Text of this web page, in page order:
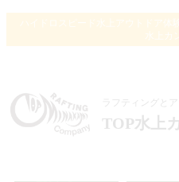
ハイドロスピード水上アウトドア体
水上カ
ラフティングと
TOP水上